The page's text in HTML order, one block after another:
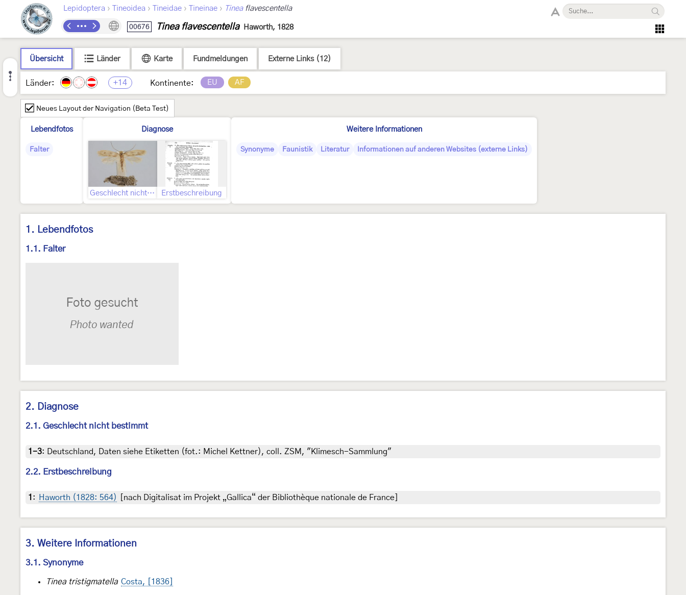
Lepidoptera › Tineoidea › Tineidae › Tineinae › Tineaflavescentella
00676 Tinea flavescentella Haworth, 1828
Übersicht Länder Karte Fundmeldungen Externe Links (12)
Länder: +14 Kontinente: EU AF
Neues Layout der Navigation (Beta Test)
Lebendfotos
Falter
Diagnose
Geschlecht nicht bestimmt Erstbeschreibung
Weitere Informationen
Synonyme Faunistik Literatur Informationen auf anderen Websites (externe Links)
1. Lebendfotos
1.1. Falter
2. Diagnose
2.1. Geschlecht nicht bestimmt
1-3: Deutschland, Daten siehe Etiketten (fot.: Michel Kettner), coll. ZSM, "Klimesch-Sammlung"
2.2. Erstbeschreibung
1 : Haworth (1828: 564) [nach Digitalisat im Projekt „Gallica“ der Bibliothèque nationale de France]
3. Weitere Informationen
3.1. Synonyme
Tinea tristigmatella Costa, [1836]